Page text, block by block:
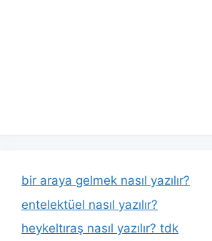
bir araya gelmek nasıl yazılır?
entelektüel nasıl yazılır?
heykeltıraş nasıl yazılır? tdk